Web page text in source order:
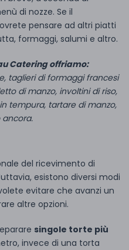
di nozze. Se il
pensare ad altri piatti
formaggi, salumi e altro.
Catering offriamo:
taglieri di formaggi francesi
di manzo, involtini di riso,
tempura, tartare di manzo,
del ricevimento di
esistono diversi modi
evitare che avanzi un
altre opzioni.
singole torte più
invece di una torta